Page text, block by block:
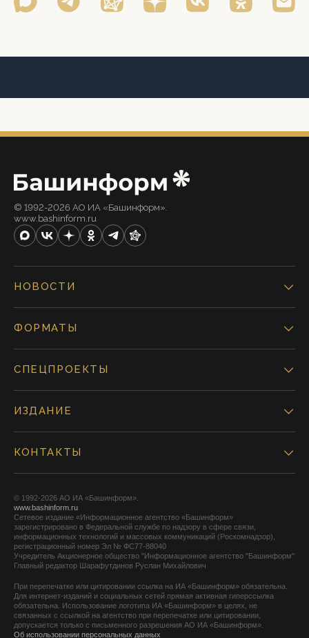
© 1992-2026 АО ИА «Башинформ».
www.bashinform.ru
НОВОСТИ
ФОРМАТЫ
СПЕЦПРОЕКТЫ
ИЗДАНИЕ
КОНТАКТЫ
© 1992-2026 АО ИА «Башинформ».
www.bashinform.ru
Сетевое издание «Информационное агентство «Башинформ»
зарегистрировано в Федеральной службе по надзору в сфере связи,
информационных технологий и массовых коммуникаций (Роскомнадзор),
регистрационный номер Эл № ФС77-88040
Учредитель Акционерное общество "Информационное агентство "Башинформ"
Главный редактор Шарафутдинов Руслан Михайлович
При перепечатке или цитировании ссылка на ИА «Башинформ» обязательна.
Для интернет-изданий и социальных сетей прямая активная гиперссылка
обязательна. Использование логотипа ИА «Башинформ» в целях, не
связанных с ссылкой на агентство при перепечатке или цитировании,
допускается только с письменного разрешения АО ИА «Башинформ».
Об использовании персональных данных